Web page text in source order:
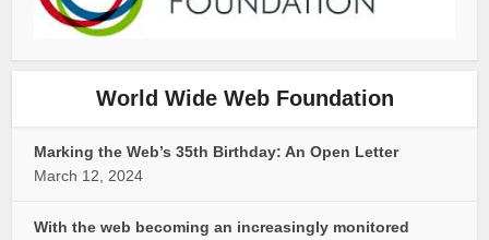
World Wide Web Foundation
Marking the Web’s 35th Birthday: An Open Letter
March 12, 2024
With the web becoming an increasingly monitored